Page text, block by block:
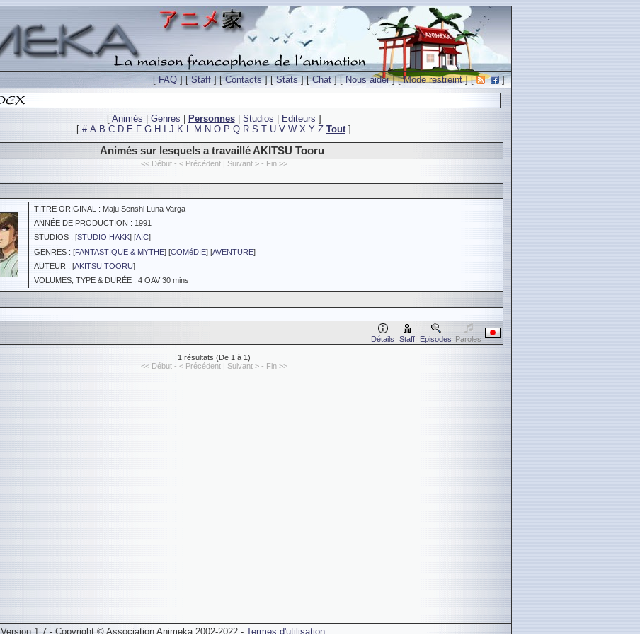
[FAQ ] [Staff ] [Contacts] [Stats] [Chat] [Nous aider] [Mode restreint] [ ]
[ Animés Genres Personnes| Studios Editeurs ]
[ # A B C D E F G H J K L M N O P Q R S T U V W X Y Z Tout]
Animés sur lesquels a travaillé AKITSU Tooru
<< Début - < Précédent | Suivant > - Fin >>
TITRE ORIGINAL : Maju Senshi Luna Varga
ANNÉE DE PRODUCTION : 1991
STUDIOS : [STUDIO HAKK] [AIC]
GENRES : [FANTASTIQUE & MYTHE] [COMéDIE] [AVENTURE]
AUTEUR : [AKITSU TOORU]
VOLUMES, TYPE & DURÉE : 4 OAV 30 mins
Détails Staff Episodes Paroles
1 résultats (De 1 à 1)
<< Début - < Précédent | Suivant > - Fin >>
Version 1.7 - Copyright © Association Animeka 2002-2022 - Termes d'utilisation